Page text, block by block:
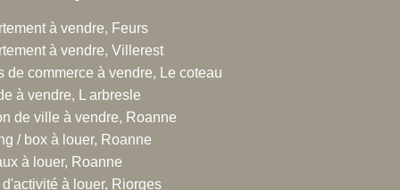
Chalton Dubanchet Grandeau
Emile Noirot
Roanne
à vendre, Feurs
à vendre, Villerest
de commerce à vendre, Le coteau
à vendre, L arbresle
de ville à vendre, Roanne
/ box à louer, Roanne
à louer, Roanne
d'activité à louer, Riorges